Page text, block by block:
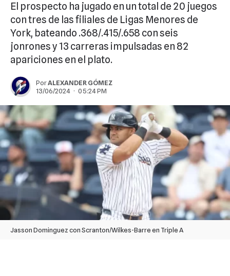
El prospecto ha jugado en un total de 20 juegos
con tres de las filiales de Ligas Menores de
York, bateando .368/.415/.658 con seis
jonrones y 13 carreras impulsadas en 82
apariciones en el plato.
PorALEXANDER GÓMEZ
13/06/2024 · 05:24 PM
Jasson Dominguez con Scranton/Wilkes-Barre en Triple A